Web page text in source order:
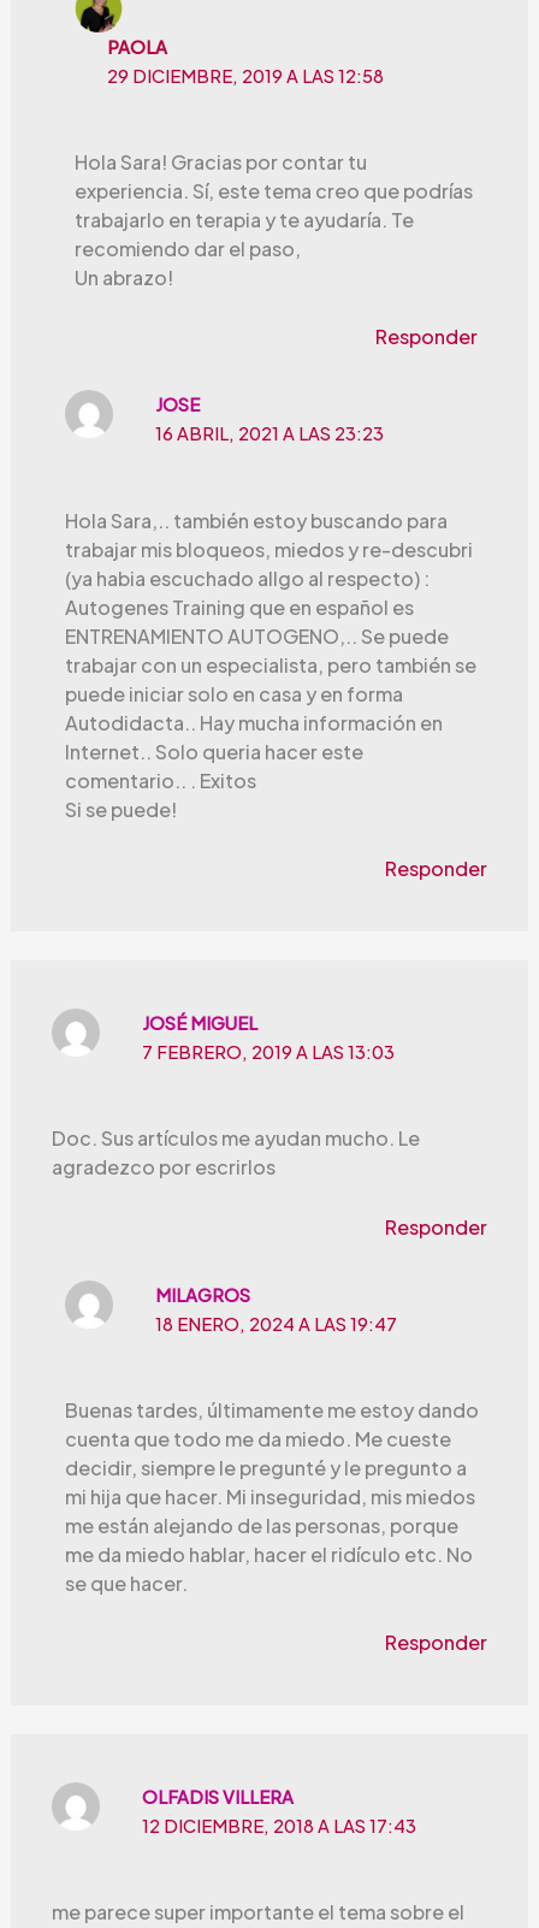
PAOLA
29 DICIEMBRE, 2019 A LAS 12:58
Hola Sara! Gracias por contar tu
experiencia. Sí, este tema creo que podrías
trabajarlo en terapia y te ayudaría. Te
recomiendo dar el paso,
Un abrazo!
Responder
JOSE
16 ABRIL, 2021 A LAS 23:23
Hola Sara,.. también estoy buscando para
trabajar mis bloqueos, miedos y re-descubri
(ya habia escuchado allgo al respecto) :
Autogenes Training que en español es
ENTRENAMIENTO AUTOGENO,.. Se puede
trabajar con un especialista, pero también se
puede iniciar solo en casa y en forma
Autodidacta.. Hay mucha información en
Internet.. Solo queria hacer este
comentario.. . Exitos
Si se puede!
Responder
JOSÉ MIGUEL
7 FEBRERO, 2019 A LAS 13:03
Doc. Sus artículos me ayudan mucho. Le
agradezco por escrirlos
Responder
MILAGROS
18 ENERO, 2024 A LAS 19:47
Buenas tardes, últimamente me estoy dando
cuenta que todo me da miedo. Me cueste
decidir, siempre le pregunté y le pregunto a
mi hija que hacer. Mi inseguridad, mis miedos
me están alejando de las personas, porque
me da miedo hablar, hacer el ridículo etc. No
se que hacer.
Responder
OLFADIS VILLERA
12 DICIEMBRE, 2018 A LAS 17:43
me parece super importante el tema sobre el